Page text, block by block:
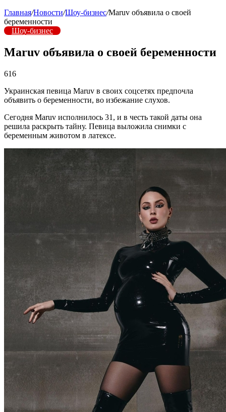
Главная/Новости/Шоу-бизнес/Maruv объявила о своей
беременности
Шоу-бизнес
Maruv объявила о своей беременности
616
Украинская певица Maruv в своих соцсетях предпочла
объявить о беременности, во избежание слухов.
Сегодня Maruv исполнилось 31, и в честь такой даты она
решила раскрыть тайну. Певица выложила снимки с
беременным животом в латексе.